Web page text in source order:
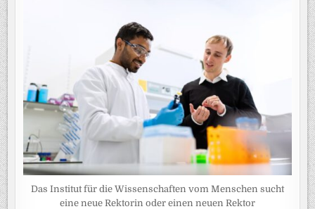
Das Institut für die Wissenschaften vom Menschen sucht
eine neue Rektorin oder einen neuen Rektor